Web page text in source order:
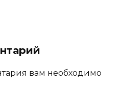
вам необходимо